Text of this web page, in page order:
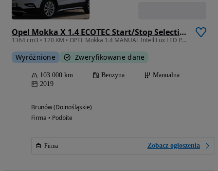
Opel Mokka X 1.4 ECOTEC Start/Stop Selection
1364 cm3 • 120 KM • OPEL Mokka 1.4 MANUAL IntelliLux LED PÓŁSKÓRA VAT Marża
Wyróżnione Zweryfikowane dane
103 000 km Benzyna
Manualna
2019
Brunów (Dolnośląskie)
Firma • Podbite
Firma Zobacz ogłoszenia